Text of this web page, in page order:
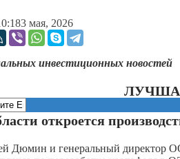
3 мая, 2026
инвестиционных новостей
откроется
Дюмин и генеральный директор